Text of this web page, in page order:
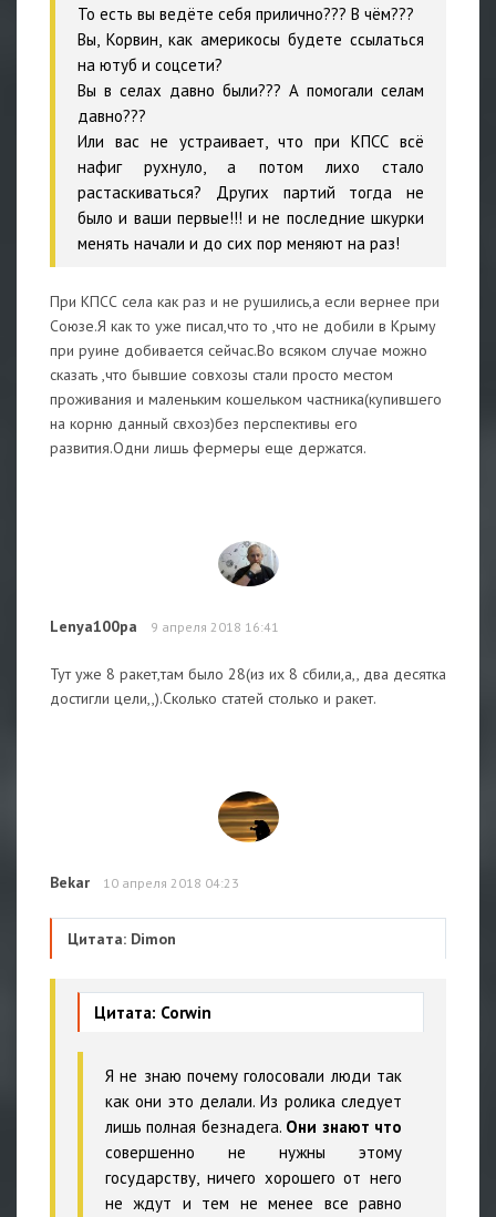
То есть вы ведёте себя прилично??? В чём???
Вы, Корвин, как америкосы будете ссылаться
на ютуб и соцсети?
Вы в селах давно были??? А помогали селам
давно???
Или вас не устраивает, что при КПСС всё
нафиг рухнуло, а потом лихо стало
растаскиваться? Других партий тогда не
было и ваши первые!!! и не последние шкурки
менять начали и до сих пор меняют на раз!
При КПСС села как раз и не рушились,а если вернее при
Союзе.Я как то уже писал,что то ,что не добили в Крыму
при руине добивается сейчас.Во всяком случае можно
сказать ,что бывшие совхозы стали просто местом
проживания и маленьким кошельком частника(купившего
на корню данный свхоз)без перспективы его
развития.Одни лишь фермеры еще держатся.
Lenya100pa 9 апреля 2018 16:41
Тут уже 8 ракет,там было 28(из их 8 сбили,а,, два десятка
достигли цели,,).Сколько статей столько и ракет.
Bekar 10 апреля 2018 04:23
Цитата: Dimon
Цитата: Corwin
Я не знаю почему голосовали люди так
как они это делали. Из ролика следует
лишь полная безнадега. Они знают что
совершенно не нужны этому
государству, ничего хорошего от него
не ждут и тем не менее все равно